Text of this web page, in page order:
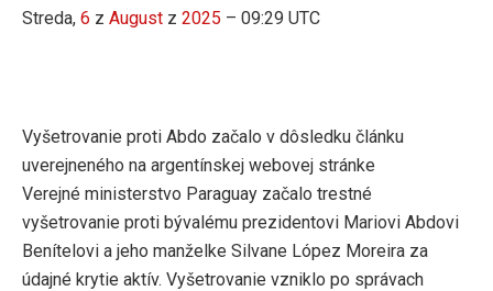
Streda, 6 z August z 2025 – 09:29 UTC
Vyšetrovanie proti Abdo začalo v dôsledku článku
uverejneného na argentínskej webovej stránke
Verejné ministerstvo Paraguay začalo trestné
vyšetrovanie proti bývalému prezidentovi Mariovi Abdovi
Benítelovi a jeho manželke Silvane López Moreira za
údajné krytie aktív. Vyšetrovanie vzniklo po správach